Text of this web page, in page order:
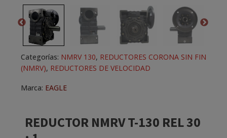
REDUCTOR NMRV T-130 REL 30
Categorías: NMRV 130, REDUCTORES CORONA SIN FIN
(NMRV), REDUCTORES DE VELOCIDAD
Marca: EAGLE